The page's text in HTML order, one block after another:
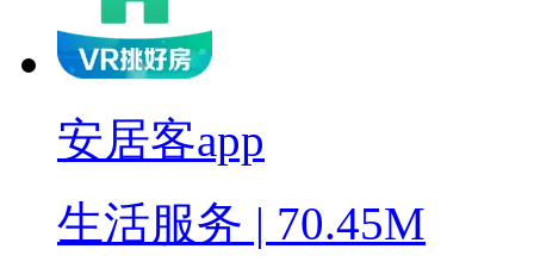
安居客app
生活服务 | 70.45M